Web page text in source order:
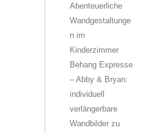
Abenteuerliche
Wandgestaltunge
n im
Kinderzimmer
Behang Expresse
– Abby & Bryan:
individuell
verlängerbare
Wandbilder zu